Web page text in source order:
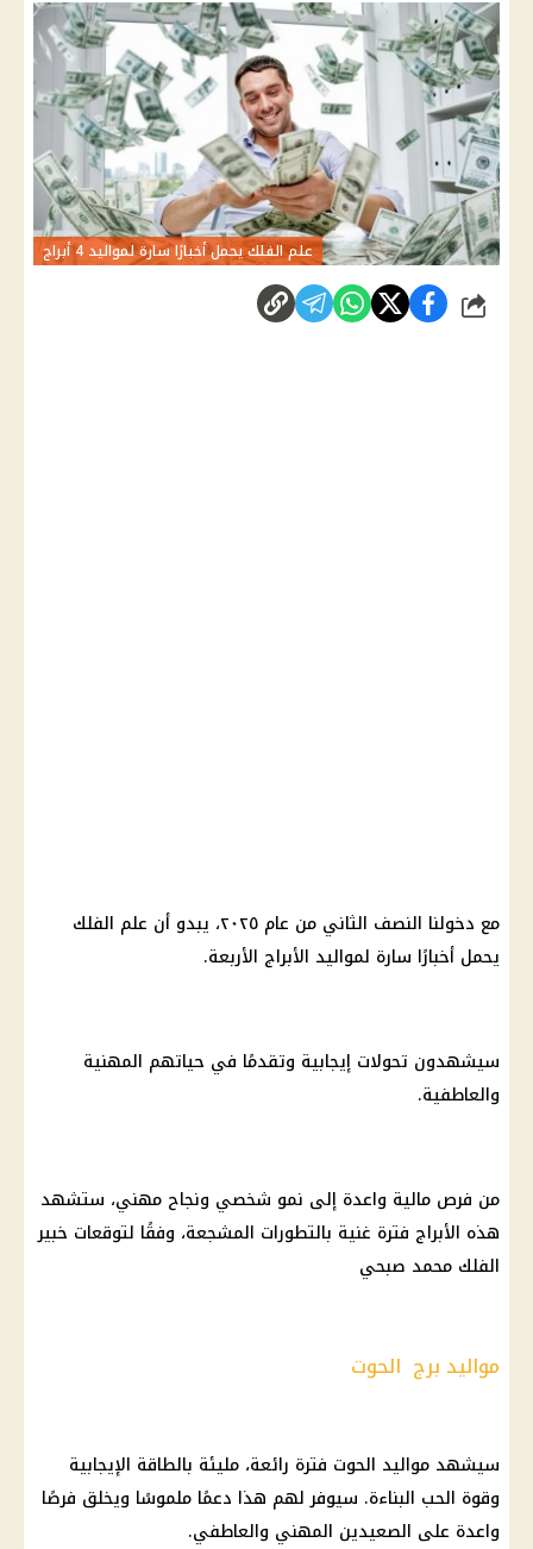
علم الفلك يحمل أخبارًا سارة لمواليد 4 أبراج
شارك
مع دخولنا النصف الثاني من عام ٢٠٢٥، يبدو أن علم الفلك
يحمل أخبارًا سارة لمواليد الأبراج الأربعة.
سيشهدون تحولات إيجابية وتقدمًا في حياتهم المهنية
والعاطفية.
من فرص مالية واعدة إلى نمو شخصي ونجاح مهني، ستشهد
هذه الأبراج فترة غنية بالتطورات المشجعة، وفقًا لتوقعات خبير
الفلك محمد صبحي
مواليد برج الحوت
سيشهد مواليد الحوت فترة رائعة، مليئة بالطاقة الإيجابية
وقوة الحب البناءة. سيوفر لهم هذا دعمًا ملموسًا ويخلق فرصًا
واعدة على الصعيدين المهني والعاطفي.